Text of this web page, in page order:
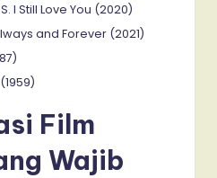
I Still Love You (2020)
and Forever (2021)
Film
Wajib